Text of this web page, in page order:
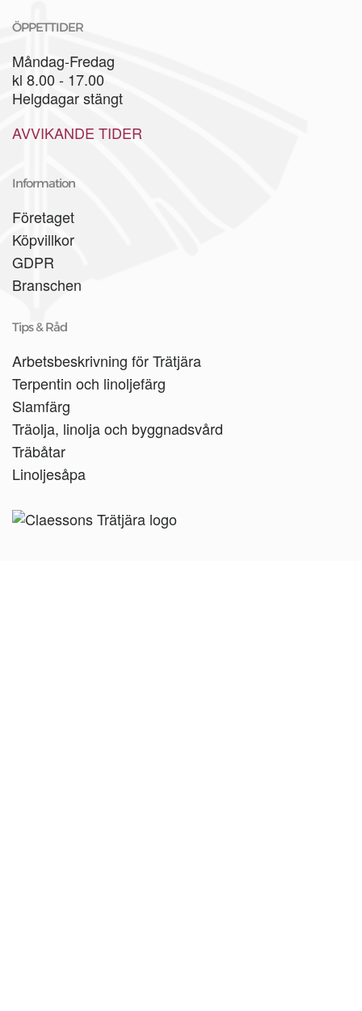
ÖPPETTIDER
Måndag-Fredag
kl 8.00 - 17.00
Helgdagar stängt
AVVIKANDE TIDER
Information
Företaget
Köpvillkor
GDPR
Branschen
Tips & Råd
Arbetsbeskrivning för Trätjära
Terpentin och linoljefärg
Slamfärg
Träolja, linolja och byggnadsvård
Träbåtar
Linoljesåpa